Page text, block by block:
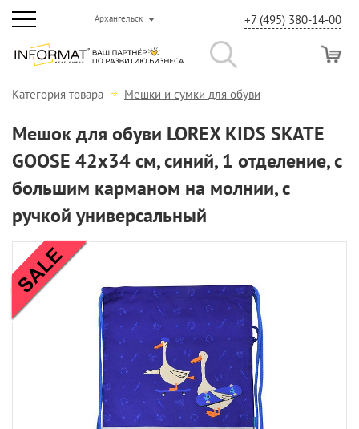
Архангельск +7 (495) 380-14-00
Категория товара Мешки и сумки для обуви
Мешок для обуви LOREX KIDS SKATE
GOOSE 42x34 см, синий, 1 отделение, с
большим карманом на молнии, с
ручкой универсальный